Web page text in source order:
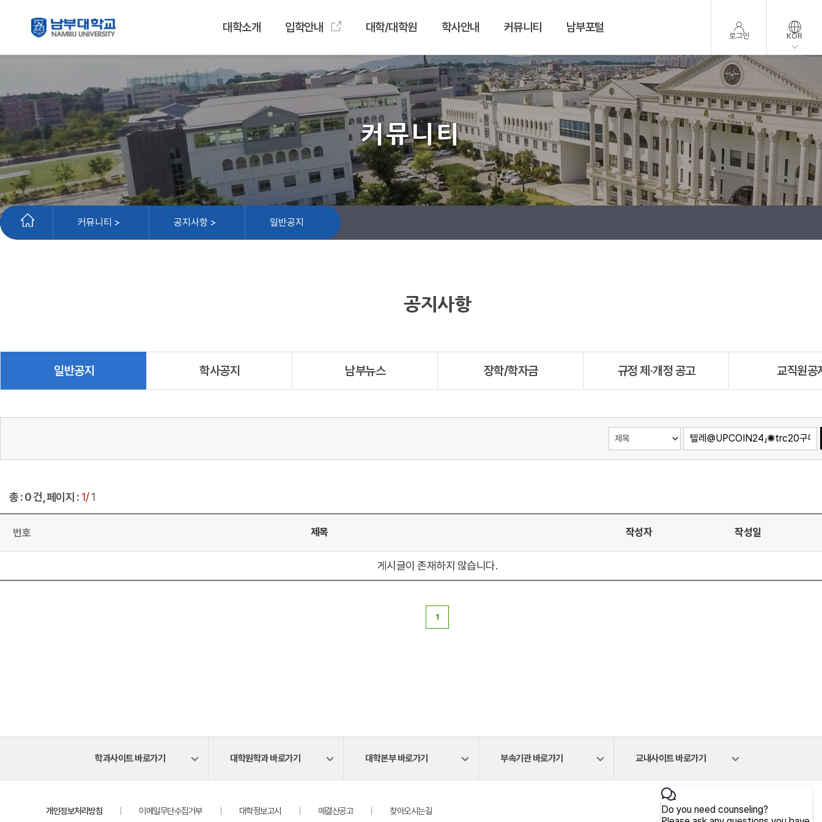
대학소개 입학안내 대학/대학원 학사안내 커뮤니티 남부포털
로그인 KOR
커뮤니티
커뮤니티 > 공지사항 > 일반공지
공지사항
일반공지 학사공지 남부뉴스 장학/학자금 규정 제·개정 공고 교직원공
총 : 0 건, 페이지 : 1/ 1
번호 제목 작성자 작성일
게시글이 존재하지 않습니다.
1
학과사이트 바로가기 대학원학과 바로가기 대학본부 바로가기 부속기관 바로가기 교내사이트 바로가기
개인정보처리방침 이메일무단수집거부 대학정보고시 예결산공고 찾아오시는길